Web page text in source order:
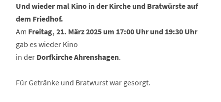
Und wieder mal Kino in der Kirche und Bratwürste auf
dem Friedhof.
Am Freitag, 21. März 2025 um 17:00 Uhr und 19:30 Uhr
gab es wieder Kino
in der Dorfkirche Ahrenshagen.
Für Getränke und Bratwurst war gesorgt.